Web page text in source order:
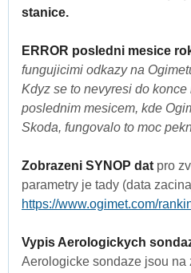
stanice.
ERROR posledni mesice
fungujicimi odkazy na
Kdyz se to nevyresi do
poslednim mesicem, kde
Skoda, fungovalo to moc
Zobrazeni SYNOP dat pro
parametry je tady (data
https://www.ogimet.com/
Vypis Aerologickych
Aerologicke sondaze jsou na